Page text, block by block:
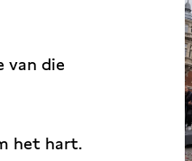
van die
het hart.